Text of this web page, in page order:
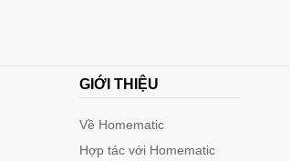
GIỚI THIỆU
Về Homematic
Hợp tác với Homematic